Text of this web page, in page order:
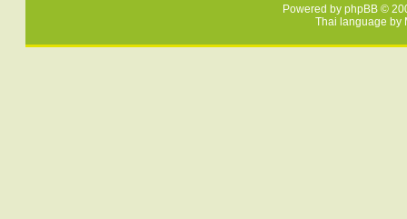
Powered by phpBB ©
Thai language by